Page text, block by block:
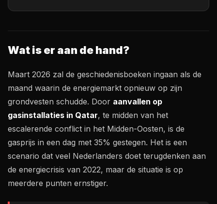
Wat is er aan de hand?
Maart 2026 zal de geschiedenisboeken ingaan als de
maand waarin de energiemarkt opnieuw op zijn
grondvesten schudde. Door aanvallen op
gasinstallaties in Qatar, te midden van het
escalerende conflict in het Midden-Oosten, is de
gasprijs in een dag met 35% gestegen. Het is een
scenario dat veel Nederlanders doet terugdenken aan
de energiecrisis van 2022, maar de situatie is op
meerdere punten ernstiger.